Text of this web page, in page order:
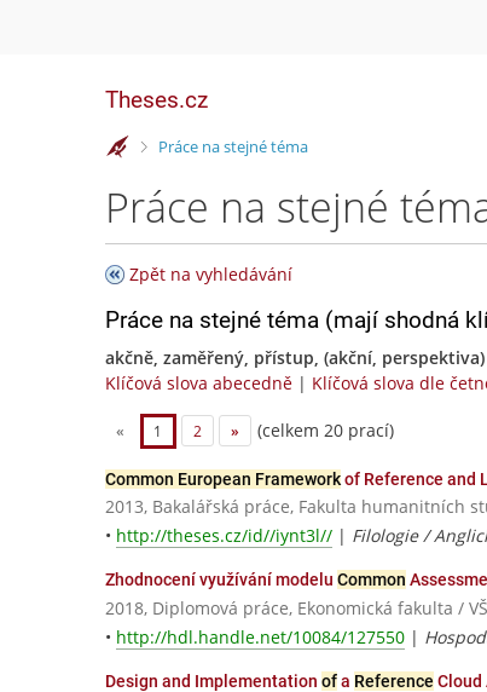
Theses.cz
>Práce na stejné téma
Práce na stejné
Zpět na vyhledávání
Práce na stejné téma (mají shodná
akčně, zaměřený, přístup, (akční, perspektiva)
Klíčová slova abecedně | Klíčová slova dle
« 1 2 » (celkem 20 prací)
Common European Frameworkof Reference and
2013, Bakalářská práce, Fakulta humanitních
• http://theses.cz/id//iynt3l// | Filologie /
Zhodnocení využívání modelu Common
2018, Diplomová práce, Ekonomická fakulta /
• http://hdl.handle.net/10084/127550 |
Design and Implementation ofa Reference Cloud